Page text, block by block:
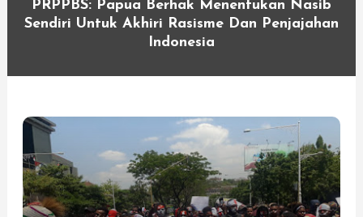
PRPPBS: Papua Berhak Menentukan Nasib
Sendiri Untuk Akhiri Rasisme Dan Penjajahan
Indonesia